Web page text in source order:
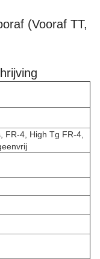
(Vooraf TT,
FR-4, High Tg FR-4,